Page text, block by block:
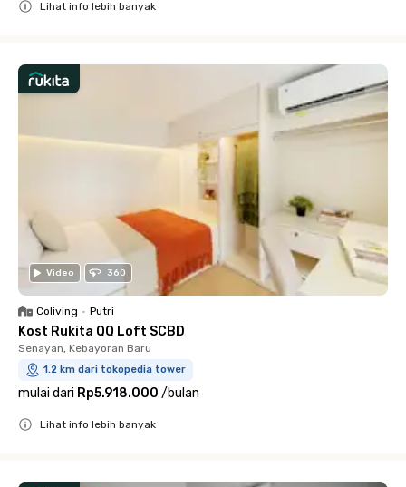
Lihat info lebih banyak
Video 360
Coliving • Putri
Kost Rukita QQ Loft SCBD
Senayan, Kebayoran Baru
1.2 km dari tokopedia tower
mulai dari Rp5.918.000 /bulan
Lihat info lebih banyak